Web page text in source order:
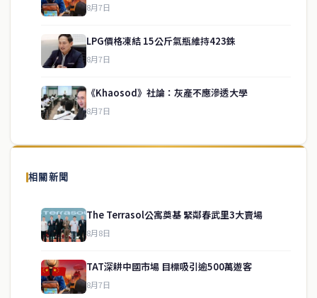
8月7日
LPG價格凍結 15公斤氣瓶維持423銖
8月7日
《Khaosod》社論：灰產不應滲透大學
8月7日
相關新聞
The Terrasol公寓奠基 緊鄰春武里3大賣場
8月8日
TAT深耕中國市場 目標吸引逾500萬遊客
8月7日
關於我們
泰國中文新聞（TCN）是一家總部設於曼谷的中文新聞媒體，致力於
供即時、客觀、多元的中文新聞內容。
service@thaichinesenews.com